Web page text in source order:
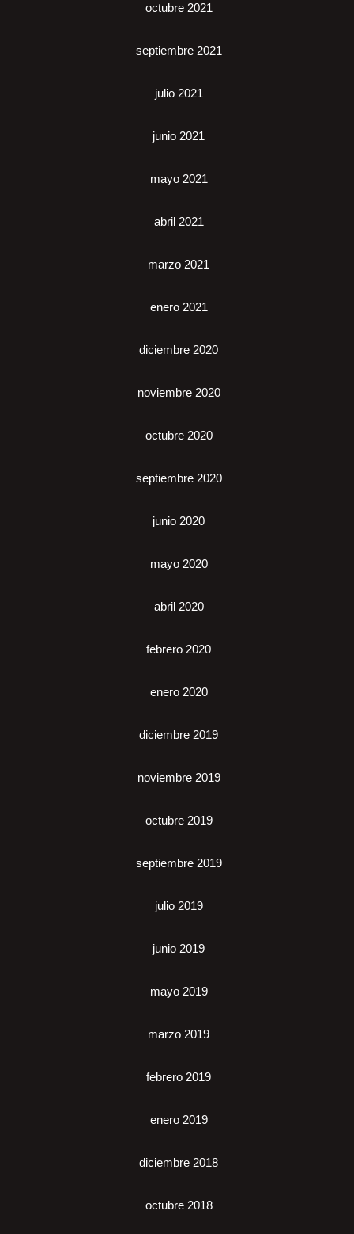
octubre 2021
septiembre 2021
julio 2021
junio 2021
mayo 2021
abril 2021
marzo 2021
enero 2021
diciembre 2020
noviembre 2020
octubre 2020
septiembre 2020
junio 2020
mayo 2020
abril 2020
febrero 2020
enero 2020
diciembre 2019
noviembre 2019
octubre 2019
septiembre 2019
julio 2019
junio 2019
mayo 2019
marzo 2019
febrero 2019
enero 2019
diciembre 2018
octubre 2018